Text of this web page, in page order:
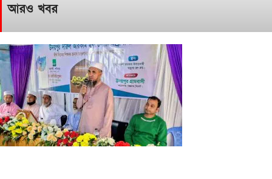
আরও খবর